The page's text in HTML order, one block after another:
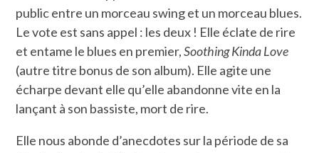
public entre un morceau swing et un morceau blues.
Le vote est sans appel : les deux ! Elle éclate de rire
et entame le blues en premier,Soothing Kinda Love
(autre titre bonus de son album). Elle agite une
écharpe devant elle qu’elle abandonne vite en la
lançant à son bassiste, mort de rire.
Elle nous abonde d’anecdotes sur la période de sa